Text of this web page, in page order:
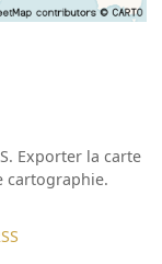
Exporter la carte
cartographie.